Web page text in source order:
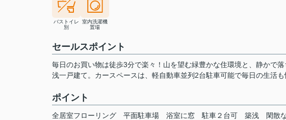
バストイレ
別
室内洗濯機
置場
セールスポイント
毎日のお買い物は徒歩3分で楽々！山を望む緑豊かな住環境と、静かで
浅一戸建て。カースペースは、軽自動車並列2台駐車可能で毎日の生活も
ポイント
全居室フローリング 平面駐車場 浴室に窓 駐車２台可 築浅 閑散